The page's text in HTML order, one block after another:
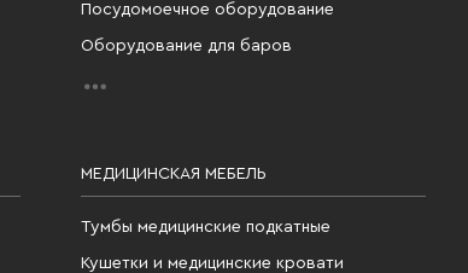
Посудомоечное оборудование
Оборудование для баров
МЕДИЦИНСКАЯ МЕБЕЛЬ
Тумбы медицинские подкатные
Кушетки и медицинские кровати